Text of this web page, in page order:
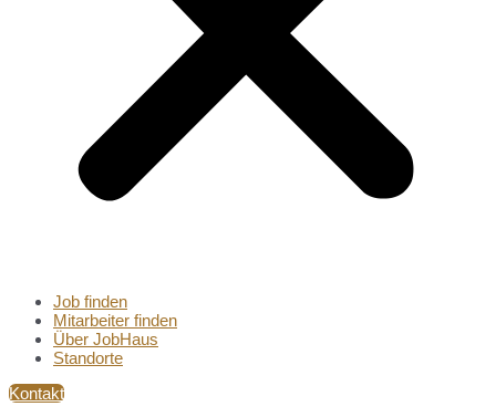
Job finden
Mitarbeiter finden
Über JobHaus
Standorte
Kontakt